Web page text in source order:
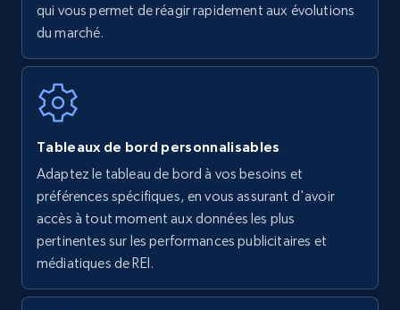
7.4K+
Walmart - products
URL, Final price, Sku, Currency, Gtin,
Specifications, Image urls, Top reviews, and
more.
875+ Commencer
qui vous permet de réagir rapidement aux évolutions
du marché.
Tableaux de bord personnalisables
Adaptez le tableau de bord à vos besoins et
préférences spécifiques, en vous assurant d'avoir
accès à tout moment aux données les plus
pertinentes sur les performances publicitaires et
médiatiques de REI.